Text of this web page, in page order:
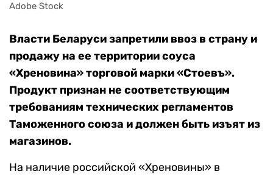
Adobe Stock
Власти Беларуси запретили ввоз в страну и
продажу на ее территории соуса
«Хреновина» торговой марки «Стоевъ».
Продукт признан не соответствующим
требованиям технических регламентов
Таможенного союза и должен быть изъят из
магазинов.
На наличие российской «Хреновины» в